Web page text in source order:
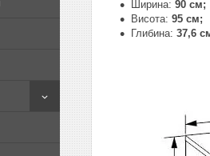
Ширина: 90 см;
Висота: 95 см;
Глибина: 37,6